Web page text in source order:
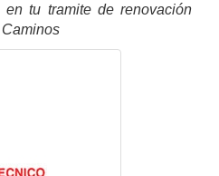
tu tramite de renovación